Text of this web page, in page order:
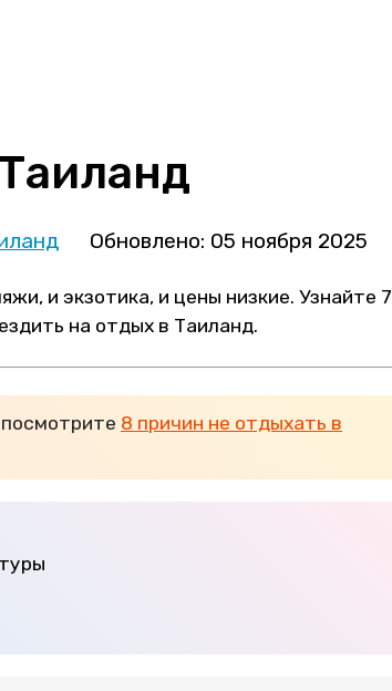
Обновлено: 05 ноября 2025
и экзотика, и цены низкие. Узнайте 7
на отдых в Таиланд.
8 причин не отдыхать в